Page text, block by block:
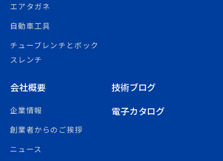
エアタガネ
自動車工具
チューブレンチとボック
スレンチ
会社概要
企業情報
創業者からのご挨拶
ニュース
技術ブログ
電子カタログ